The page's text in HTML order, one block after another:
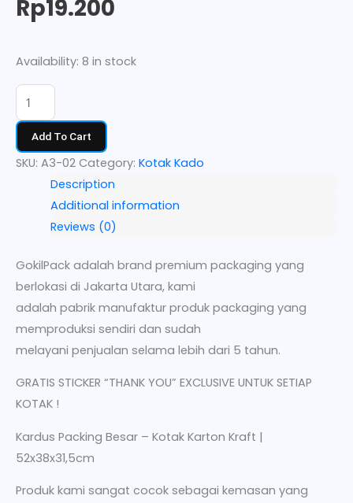
Rp19.200
Availability: 8 in stock
Add To Cart
SKU: A3-02 Category: Kotak Kado
Description
Additional information
Reviews (0)
GokilPack adalah brand premium packaging yang
berlokasi di Jakarta Utara, kami
adalah pabrik manufaktur produk packaging yang
memproduksi sendiri dan sudah
melayani penjualan selama lebih dari 5 tahun.
GRATIS STICKER “THANK YOU” EXCLUSIVE UNTUK SETIAP
KOTAK !
Kardus Packing Besar – Kotak Karton Kraft |
52x38x31,5cm
Produk kami sangat cocok sebagai kemasan yang